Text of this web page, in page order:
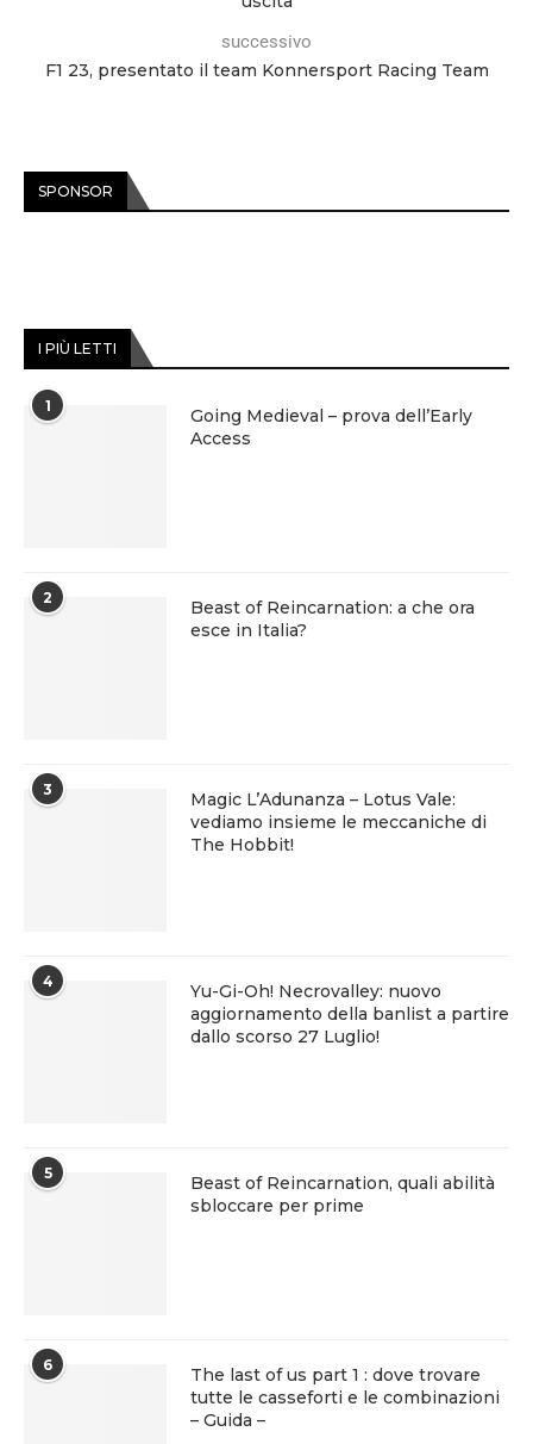
successivo
F1 23, presentato il team Konnersport Racing Team
SPONSOR
I PIÙ LETTI
1
Going Medieval – prova dell’Early
Access
2
Beast of Reincarnation: a che ora
esce in Italia?
3
Magic L’Adunanza – Lotus Vale:
vediamo insieme le meccaniche di
The Hobbit!
4
Yu-Gi-Oh! Necrovalley: nuovo
aggiornamento della banlist a partire
dallo scorso 27 Luglio!
5
Beast of Reincarnation, quali abilità
sbloccare per prime
6
The last of us part 1 : dove trovare
tutte le casseforti e le combinazioni
– Guida –